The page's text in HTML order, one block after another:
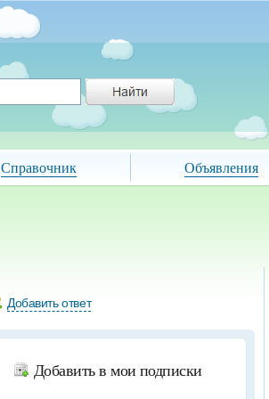
Справочник Объявления
Добавить ответ
Добавить в мои подписки